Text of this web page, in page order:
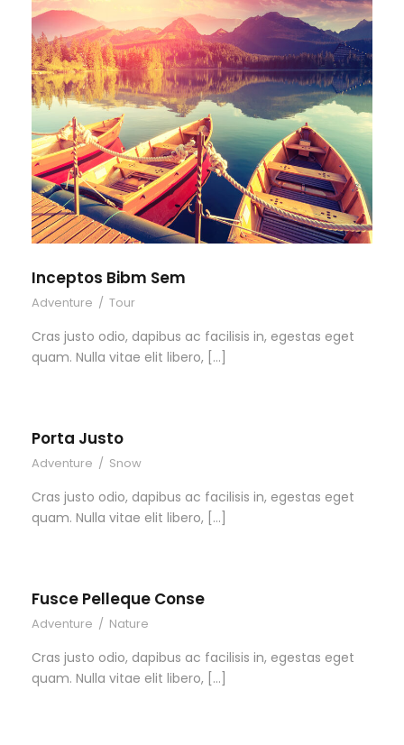
Inceptos Bibm Sem
Adventure / Tour
Cras justo odio, dapibus ac facilisis in, egestas eget
quam. Nulla vitae elit libero, […]
Porta Justo
Adventure / Snow
Cras justo odio, dapibus ac facilisis in, egestas eget
quam. Nulla vitae elit libero, […]
Fusce Pelleque Conse
Adventure / Nature
Cras justo odio, dapibus ac facilisis in, egestas eget
quam. Nulla vitae elit libero, […]